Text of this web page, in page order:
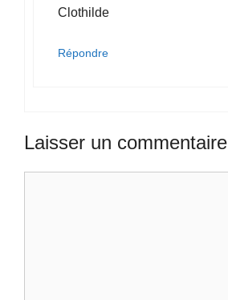
Clothilde
Répondre
Laisser un commentaire